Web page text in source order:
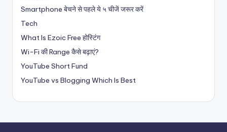
Smartphone बेचने से पहले ये ५ चीजें जरूर करें
Tech
What Is Ezoic Free होस्टिंग
Wi-Fi की Range कैसे बढ़ाएं?
YouTube Short Fund
YouTube vs Blogging Which Is Best